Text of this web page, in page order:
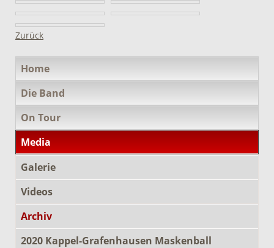
Zurück
überspringen
Home
Die Band
On Tour
Media
Galerie
Videos
Archiv
2020 Kappel-Grafenhausen Maskenball